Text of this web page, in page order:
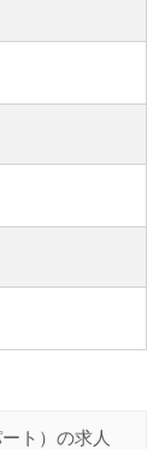
ト）の求人